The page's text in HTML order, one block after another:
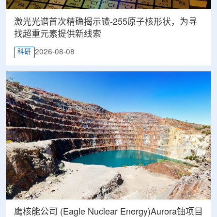
激光光谱首次精确揭示镄-255原子核形状，为寻
找超重元素提供新线索
科研 2026-08-08
鹰核能公司 (Eagle Nuclear Energy)Aurora铀项目